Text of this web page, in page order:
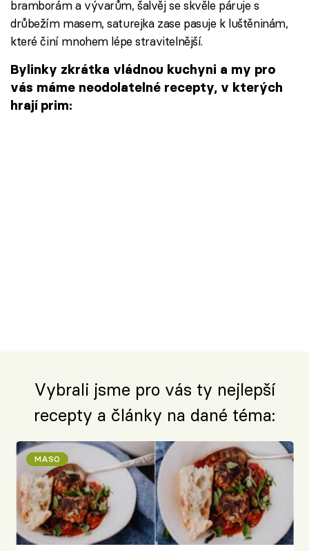
bramborám a vývarům, šalvěj se skvěle páruje s
drůbežím masem, saturejka zase pasuje k luštěninám,
které činí mnohem lépe stravitelnější.
Bylinky zkrátka vládnou kuchyni a my pro
vás máme neodolatelné recepty, v kterých
hrají prim:
Vybrali jsme pro vás ty nejlepší
recepty a články na dané téma:
MASO